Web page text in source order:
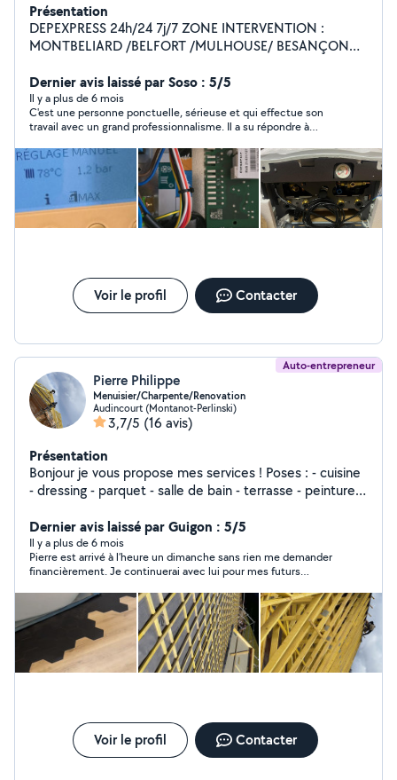
Présentation
DEPEXPRESS 24h/24 7j/7 ZONE INTERVENTION :
MONTBELIARD /BELFORT /MULHOUSE/ BESANÇON
GRANULÉS POMPE A CHALEUR CONTRAT ENTRETIEN
CHAUDIERE DEPANNAGE CHAUDIERE GAZ ET
DEPANNAGE SANITAIRE 24H/24 7J/7
Dernier avis laissé par Soso : 5/5
Il y a plus de 6 mois
C'est une personne ponctuelle, sérieuse et qui effectue son
travail avec un grand professionnalisme. Il a su répondre à
efficacité et rigueur. Je suis entièrement satisfait de ses
services et je le recommande vivement à toute personne
recherchant un travail de qualité.
Voir le profil Contacter
Auto-entrepreneur
Pierre Philippe
Menuisier/Charpente/Renovation
Audincourt (Montanot-Perlinski)
3,7/5 (16 avis)
Présentation
Bonjour je vous propose mes services ! Poses : - cuisine
- dressing - parquet - salle de bain - terrasse - peinture -
type d'entretien d'espace vert Pour toute demande de
projet contactez-moi Je me déplace tout secteur Pierre
Philippe
Dernier avis laissé par Guigon : 5/5
Il y a plus de 6 mois
Pierre est arrivé à l’heure un dimanche sans rien me demander
financièrement. Je continuerai avec lui pour mes futurs
Voir le profil Contacter